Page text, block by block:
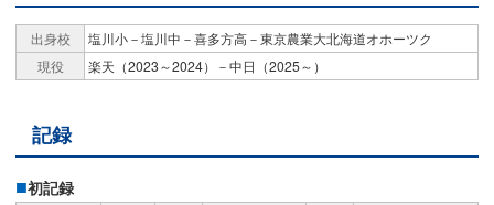
出身校
塩川小－塩川中－喜多方高－東京農業大北海道オホーツク
現役
楽天（2023～2024）－中日（2025～）
記録
初記録